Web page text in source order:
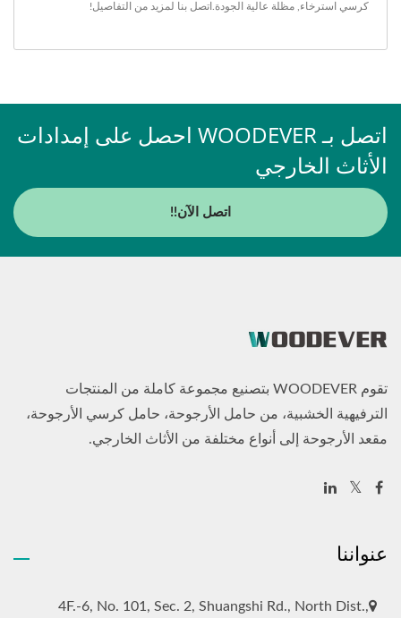
كرسي استرخاء مظلة عالية الجودة. اتصل بنا لمزيد من التفاصيل!
اتصل بـ WOODEVER احصل على إمدادات
الأثاث الخارجي
اتصل الآن!!
تقوم WOODEVER بتصنيع مجموعة كاملة من المنتجات
الترفيهية الخشبية، من حامل الأرجوحة، حامل كرسي الأرجوحة،
مقعد الأرجوحة إلى أنواع مختلفة من الأثاث الخارجي.
عنواننا
4F.-6, No. 101, Sec. 2, Shuangshi Rd., North Dist.,